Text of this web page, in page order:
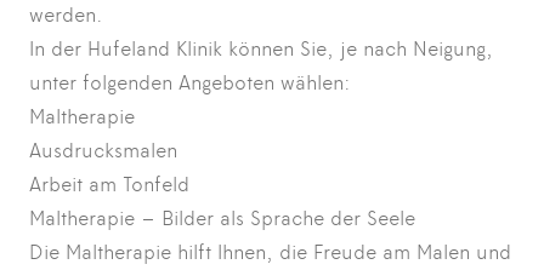
werden.
In der Hufeland Klinik können Sie, je nach Neigung,
unter folgenden Angeboten wählen:
Maltherapie
Ausdrucksmalen
Arbeit am Tonfeld
Maltherapie – Bilder als Sprache der Seele
Die Maltherapie hilft Ihnen, die Freude am Malen und